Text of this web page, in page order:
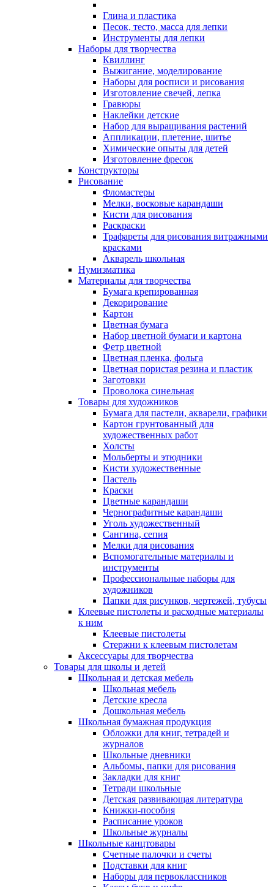
Глина и пластика
Песок, тесто, масса для лепки
Инструменты для лепки
Наборы для творчества
Квиллинг
Выжигание, моделирование
Наборы для росписи и рисования
Изготовление свечей, лепка
Гравюры
Наклейки детские
Набор для выращивания растений
Аппликации, плетение, шитье
Химические опыты для детей
Изготовление фресок
Конструкторы
Рисование
Фломастеры
Мелки, восковые карандаши
Кисти для рисования
Раскраски
Трафареты для рисования витражными
красками
Акварель школьная
Нумизматика
Материалы для творчества
Бумага крепированная
Декорирование
Картон
Цветная бумага
Набор цветной бумаги и картона
Фетр цветной
Цветная пленка, фольга
Цветная пористая резина и пластик
Заготовки
Проволока синельная
Товары для художников
Бумага для пастели, акварели, графики
Картон грунтованный для
художественных работ
Холсты
Мольберты и этюдники
Кисти художественные
Пастель
Краски
Цветные карандаши
Чернографитные карандаши
Уголь художественный
Сангина, сепия
Мелки для рисования
Вспомогательные материалы и
инструменты
Профессиональные наборы для
художников
Папки для рисунков, чертежей, тубусы
Клеевые пистолеты и расходные материалы
к ним
Клеевые пистолеты
Стержни к клеевым пистолетам
Аксессуары для творчества
Товары для школы и детей
Школьная и детская мебель
Школьная мебель
Детские кресла
Дошкольная мебель
Школьная бумажная продукция
Обложки для книг, тетрадей и
журналов
Школьные дневники
Альбомы, папки для рисования
Закладки для книг
Тетради школьные
Детская развивающая литература
Книжки-пособия
Расписание уроков
Школьные журналы
Школьные канцтовары
Счетные палочки и счеты
Подставки для книг
Наборы для первоклассников